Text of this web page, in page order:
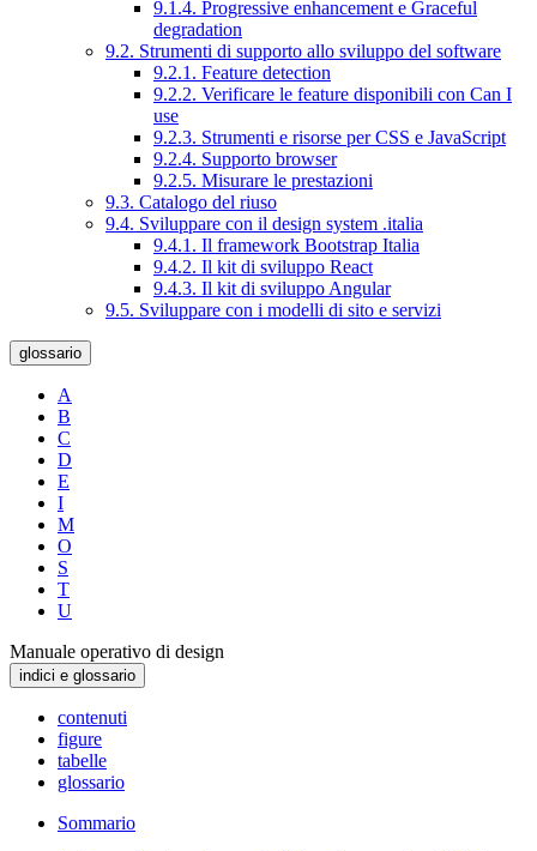
9.1.4. Progressive enhancement e Graceful
degradation
9.2. Strumenti di supporto allo sviluppo del software
9.2.1. Feature detection
9.2.2. Verificare le feature disponibili con Can I
use
9.2.3. Strumenti e risorse per CSS e JavaScript
9.2.4. Supporto browser
9.2.5. Misurare le prestazioni
9.3. Catalogo del riuso
9.4. Sviluppare con il design system .italia
9.4.1. Il framework Bootstrap Italia
9.4.2. Il kit di sviluppo React
9.4.3. Il kit di sviluppo Angular
9.5. Sviluppare con i modelli di sito e servizi
glossario
A
B
C
D
E
I
M
O
S
T
U
Manuale operativo di design
indici e glossario
contenuti
figure
tabelle
glossario
Sommario